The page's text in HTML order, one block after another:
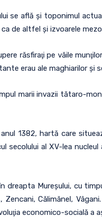
se află şi toponimul
de altfel şi izvoarele
răsfiraţi pe văile
erau ale maghiarilor şi
marii invazii tătaro-
1382, hartă care
al XV-lea
Mureşului, cu
Călimănel,
economico-socială a